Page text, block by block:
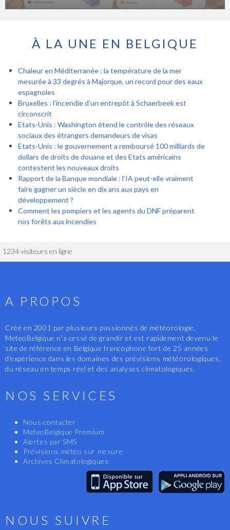
À LA UNE EN BELGIQUE
Chaleur en Méditerranée : la température de la mer
mesurée à 33 degrés à Majorque, un record pour des eaux
espagnoles
Bruxelles : l’incendie d’un entrepôt à Schaerbeek est
circonscrit
Etats-Unis : Washington étend le contrôle des réseaux
sociaux des étrangers demandeurs de visas
Etats-Unis : le gouvernement a remboursé 100 milliards de
dollars de droits de douane et des Etats américains
contestent les nouveaux droits
Rapport de la Banque mondiale : l’IA peut-elle vraiment
faire gagner un siècle en dix ans aux pays en
développement ?
Comment les pompiers et les agents du DNF préparent
nos forêts aux incendies
1234 visiteurs en ligne
A PROPOS
Créé en 2001 par plusieurs passionnés de météorologie,
MeteoBelgique n'a cessé de grandir et est rapidement devenu le
site de référence en Belgique francophone fort de 25 années
d'expérience dans les domaines des prévisions météorologiques,
du réseau en temps réel et des analyses climatologiques.
NOS SERVICES
Nous contacter
MeteoBelgique Premium
Alertes par SMS
Prévisions météo sur mesure
Archives Climatologiques
NOUS SUIVRE